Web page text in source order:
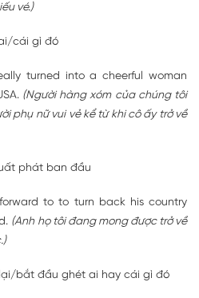
vé.)
cái gì đó
turned into a cheerful woman
(Người hàng xóm của chúng tôi
phụ nữ vui vẻ kể từ khi cô ấy trở về
phát ban đầu
to to turn back his country
(Anh họ tôi đang mong được trở về
bắt đầu ghét ai hay cái gì đó